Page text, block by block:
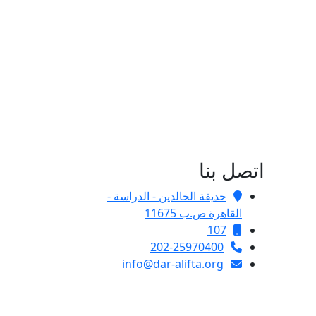
اتصل بنا
حديقة الخالدين - الدراسة -
القاهرة ص.ب 11675
107
202-25970400
info@dar-alifta.org